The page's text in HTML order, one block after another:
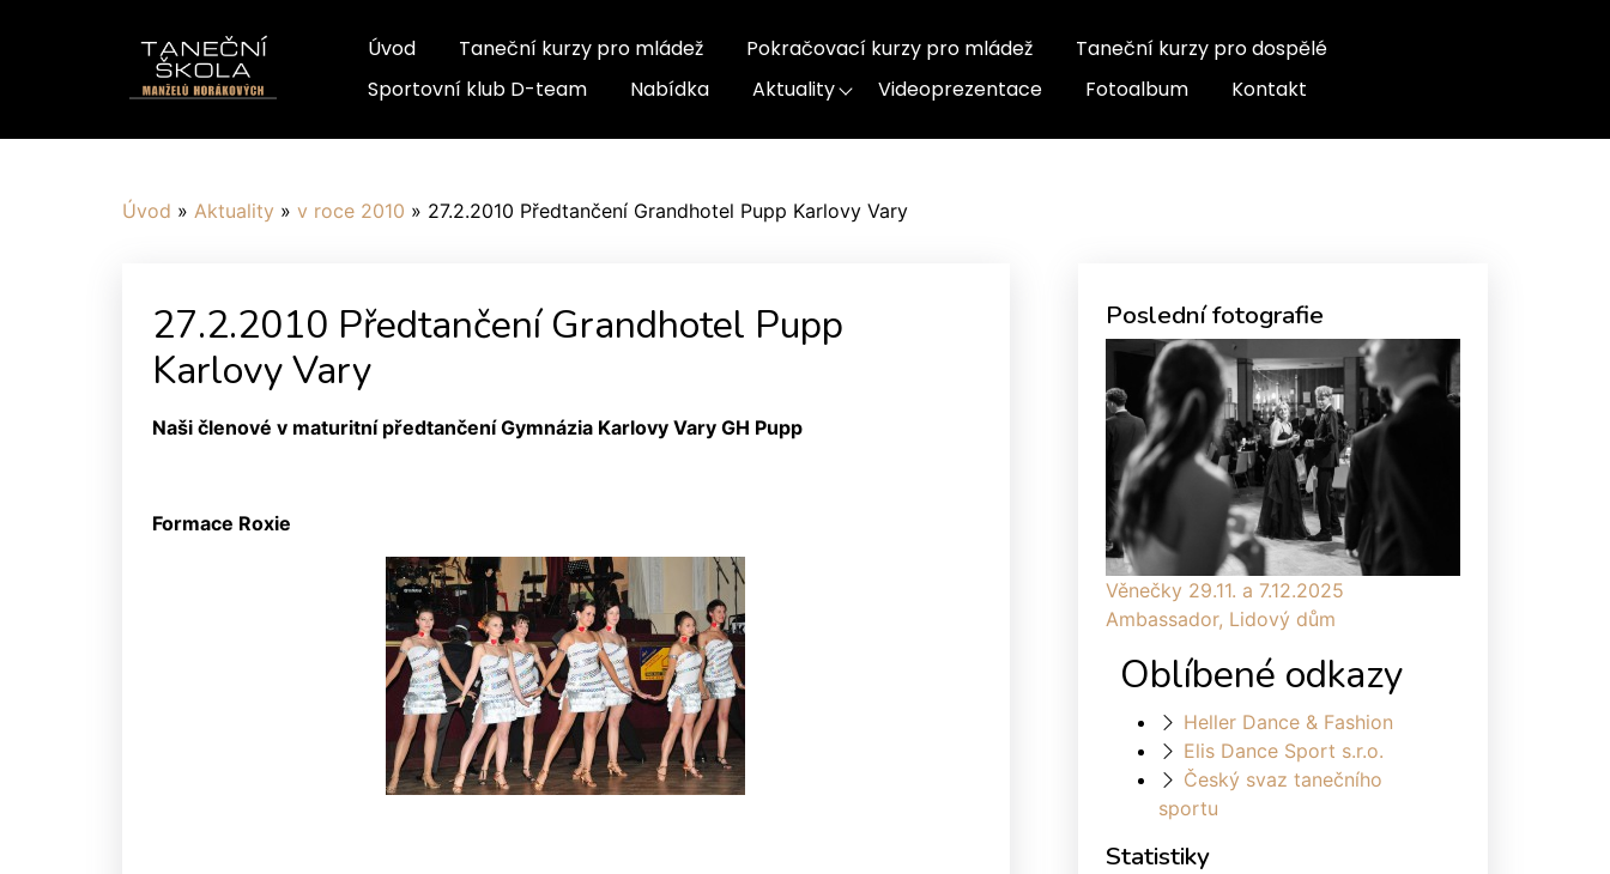
Úvod Taneční kurzy pro mládež Pokračovací kurzy pro mládež
Taneční kurzy pro dospělé
Sportovní klub D-team
Nabídka Aktuality Videoprezentace Fotoalbum Kontakt
Úvod » Aktuality » v roce 2010 » 27.2.2010 Předtančení Grandhotel Pupp Karlovy Vary
27.2.2010 Předtančení Grandhotel Pupp
Karlovy Vary
Naši členové v maturitní předtančení Gymnázia Karlovy Vary GH Pupp
Formace Roxie
Poslední fotografie
Věnečky 29.11. a 7.12.2025
Ambassador, Lidový dům
Oblíbené odkazy
Heller Dance & Fashion
Elis Dance Sport s.r.o.
Český svaz tanečního
sportu
Statistiky